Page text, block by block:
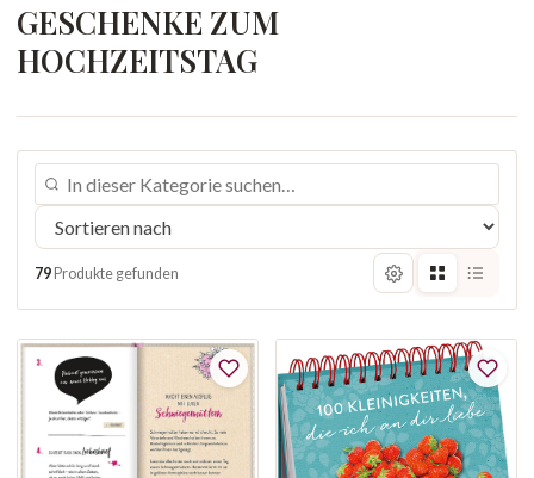
GESCHENKE ZUM
HOCHZEITSTAG
79 Produkte gefunden